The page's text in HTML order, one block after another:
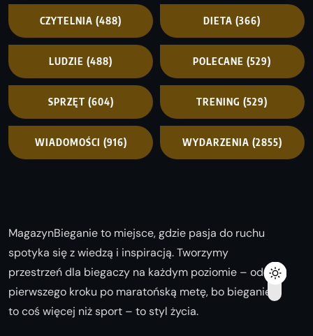
CZYTELNIA (488) DIETA (366)
LUDZIE (488) POLECANE (529)
SPRZĘT (604) TRENING (529)
WIADOMOŚCI (916) WYDARZENIA (2855)
MagazynBieganie to miejsce, gdzie pasja do ruchu
spotyka się z wiedzą i inspiracją. Tworzymy
przestrzeń dla biegaczy na każdym poziomie – od
pierwszego kroku po maratońską metę, bo bieganie
to coś więcej niż sport – to styl życia.